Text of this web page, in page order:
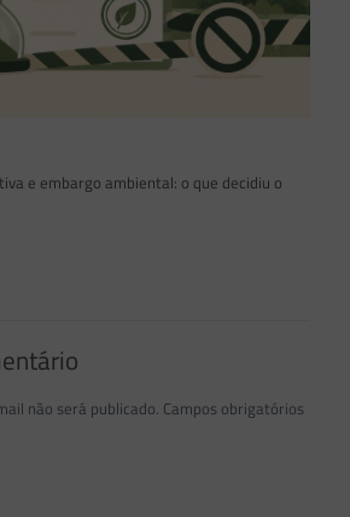
e embargo ambiental: o que decidiu o
não será publicado. Campos obrigatórios